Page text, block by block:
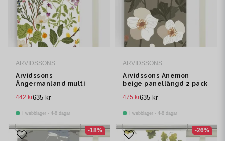
ARVIDSSONS
Arvidssons
Ångermanland multi
635 kr
442 kr
I webblager - 4-8 dagar
ARVIDSSONS
Arvidssons Anemon
beige panellängd 2 pack
635 kr
475 kr
I webblager - 4-8 dagar
-18% -26%